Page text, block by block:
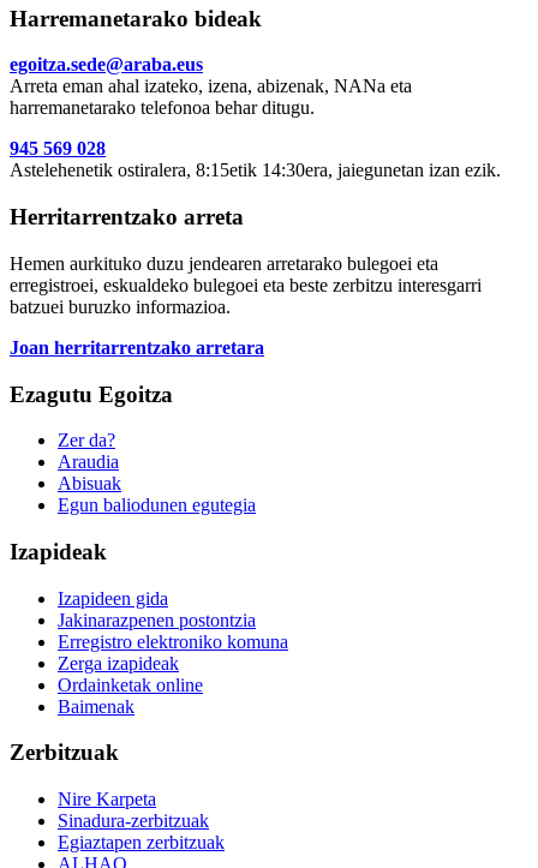
Harremanetarako bideak
egoitza.sede@araba.eus
Arreta eman ahal izateko, izena, abizenak, NANa eta
harremanetarako telefonoa behar ditugu.
945 569 028
Astelehenetik ostiralera, 8:15etik 14:30era, jaiegunetan izan ezik.
Herritarrentzako arreta
Hemen aurkituko duzu jendearen arretarako bulegoei eta
erregistroei, eskualdeko bulegoei eta beste zerbitzu interesgarri
batzuei buruzko informazioa.
Joan herritarrentzako arretara
Ezagutu Egoitza
Zer da?
Araudia
Abisuak
Egun baliodunen egutegia
Izapideak
Izapideen gida
Jakinarazpenen postontzia
Erregistro elektroniko komuna
Zerga izapideak
Ordainketak online
Baimenak
Zerbitzuak
Nire Karpeta
Sinadura-zerbitzuak
Egiaztapen zerbitzuak